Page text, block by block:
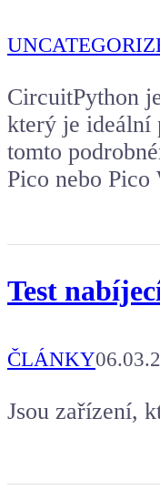
CircuitPython
který je ideální
tomto
Pico nebo
Test
ČLÁNKY
Jsou zařízení,